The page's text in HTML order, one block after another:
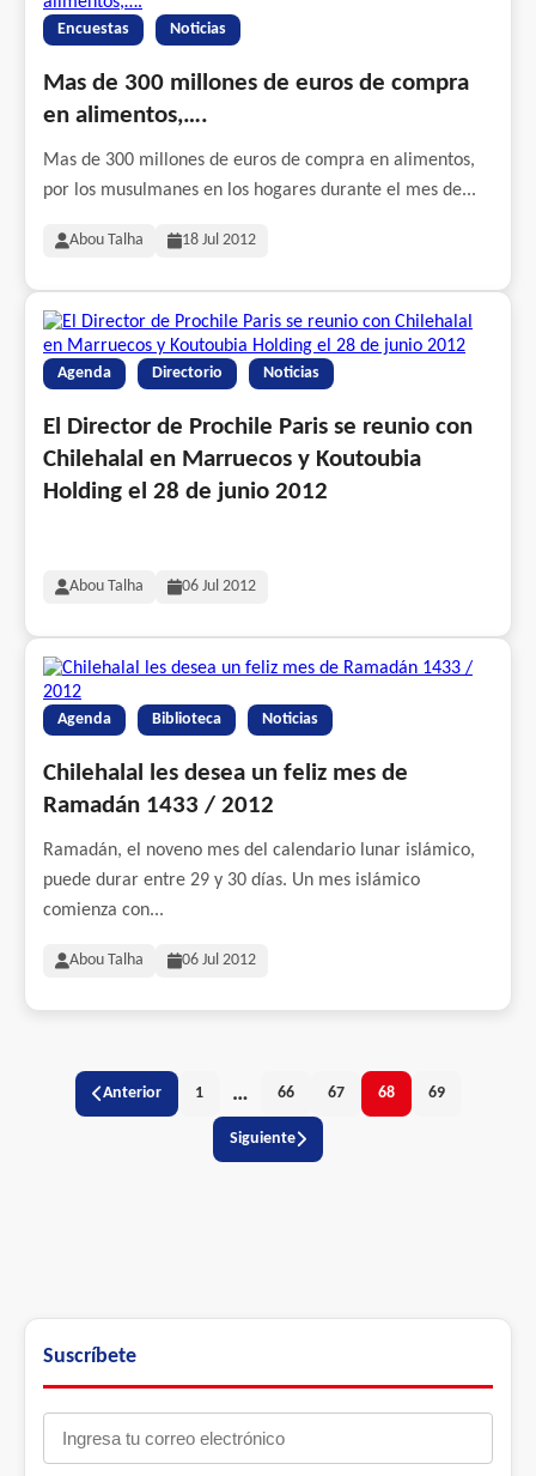
Encuestas Noticias
Mas de 300 millones de euros de compra
en alimentos,….
Mas de 300 millones de euros de compra en alimentos,
por los musulmanes en los hogares durante el mes de...
Abou Talha 18 Jul 2012
Agenda Directorio Noticias
El Director de Prochile Paris se reunio con
Chilehalal en Marruecos y Koutoubia
Holding el 28 de junio 2012
Abou Talha 06 Jul 2012
Agenda Biblioteca Noticias
Chilehalal les desea un feliz mes de
Ramadán 1433 / 2012
Ramadán, el noveno mes del calendario lunar islámico,
puede durar entre 29 y 30 días. Un mes islámico
comienza con...
Abou Talha 06 Jul 2012
Anterior 1 … 66 67 68 69
Siguiente
Suscríbete